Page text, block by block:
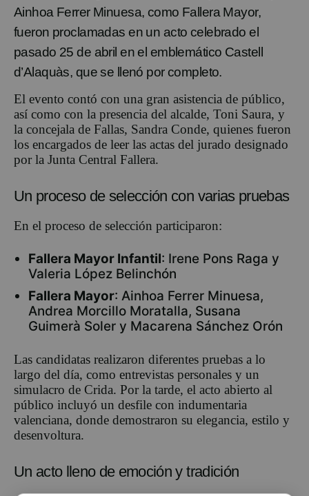
Ainhoa Ferrer Minuesa, como Fallera Mayor,
fueron proclamadas en un acto celebrado el
pasado 25 de abril en el emblemático Castell
d’Alaquàs, que se llenó por completo.
El evento contó con una gran asistencia de público,
así como con la presencia del alcalde, Toni Saura, y
la concejala de Fallas, Sandra Conde, quienes fueron
los encargados de leer las actas del jurado designado
por la Junta Central Fallera.
Un proceso de selección con varias pruebas
En el proceso de selección participaron:
Fallera Mayor Infantil: Irene Pons Raga y
Valeria López Belinchón
Fallera Mayor: Ainhoa Ferrer Minuesa,
Andrea Morcillo Moratalla, Susana
Guimerà Soler y Macarena Sánchez Orón
Las candidatas realizaron diferentes pruebas a lo
largo del día, como entrevistas personales y un
simulacro de Crida. Por la tarde, el acto abierto al
público incluyó un desfile con indumentaria
valenciana, donde demostraron su elegancia, estilo y
desenvoltura.
Un acto lleno de emoción y tradición